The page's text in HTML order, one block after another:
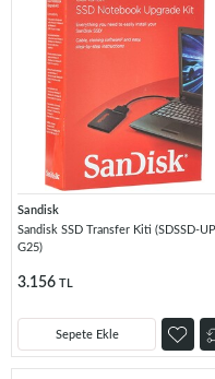
Sandisk
Sandisk SSD Transfer Kiti (SDSSD-
G25)
3.156 TL
Sepete Ekle